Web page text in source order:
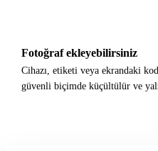
Fotoğraf ekleyebilirsiniz
Cihazı, etiketi veya ekrandaki
güvenli biçimde küçültülür ve